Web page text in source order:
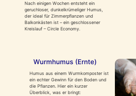
Nach einigen Wochen entsteht ein
geruchloser, dunkelkrümeliger Humus,
der ideal für Zimmerpflanzen und
Balkonkästen ist – ein geschlossener
Kreislauf – Circle Economy.
Wurmhumus (Ernte)
Humus aus einem Wurmkomposter ist
ein echter Gewinn für den Boden und
die Pflanzen. Hier ein kurzer
Überblick, was er bringt: